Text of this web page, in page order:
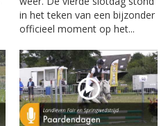
in het teken van een bijzonder
officieel moment op het...